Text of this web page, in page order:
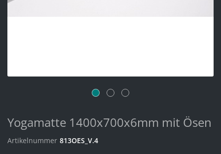
Yogamatte 1400x700x6mm mit Ösen
Artikelnummer 813OES_V.4